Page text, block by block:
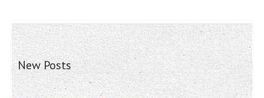
New Posts